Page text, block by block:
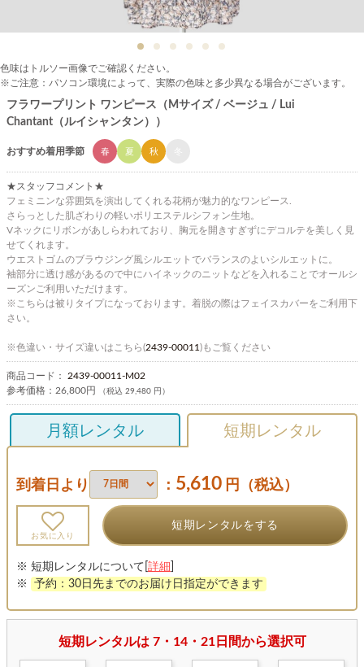
色味はトルソー画像でご確認ください。
※ご注意：パソコン環境によって、実際の色味と多少異なる場合がございます。
フラワープリント ワンピース（Mサイズ / ベージュ / Lui
Chantant（ルイシャンタン））
おすすめ着用季節 春 夏 秋
★スタッフコメント★
フェミニンな雰囲気を演出してくれる花柄が魅力的なワンピース.
さらっとした肌ざわりの軽いポリエステルシフォン生地。
Vネックにリボンがあしらわれており、胸元を開きすぎずにデコルテを美しく見
せてくれます。
ウエストゴムのブラウジング風シルエットでバランスのよいシルエットに。
袖部分に透け感があるので中にハイネックのニットなどを入れることでオールシ
ーズンご利用いただけます。
※こちらは被りタイプになっております。着脱の際はフェイスカバーをご利用下
さい。
※色違い・サイズ違いはこちら(2439-00011)もご覧ください
商品コード： 2439-00011-M02
参考価格： 26,800円 （税込 29,480 円）
月額レンタル 短期レンタル
到着日より ： 5,610 円（税込）
お気に入り
短期レンタルをする
※ 短期レンタルについて[ 詳細
※
予約：30日先までのお届け日指定ができます
短期レンタルは 7・14・21日間から選択可